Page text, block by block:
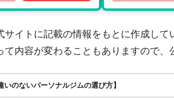
サイトに記載の情報をもとに作成し
て内容が変わることもありますので、
いのないパーソナルジムの選び方】